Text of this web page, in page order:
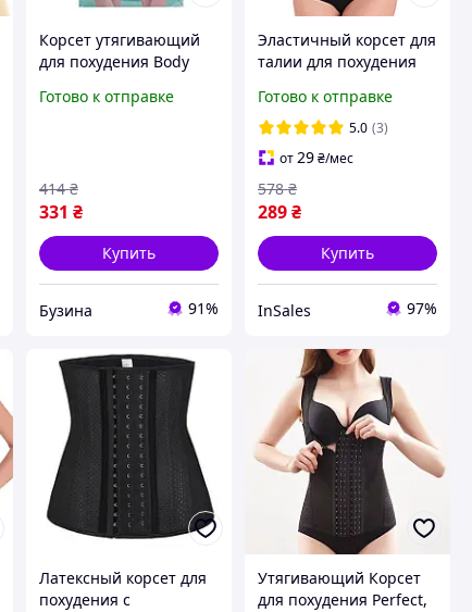
Корсет утягивающий
для похудения Body
Утягивающий пояс для
Готово к отправке
331 ₴
414 ₴
Купить
Бузина 91%
Эластичный корсет для
талии для похудения
утягивающий пояс
корсет черный WSG
Готово к отправке
5.0 (3)
от29₴/мес
289₴
578 ₴
Купить
InSales 97%
Латексный корсет для
похудения с
Утягивающий Корсет
для похудения Perfect,